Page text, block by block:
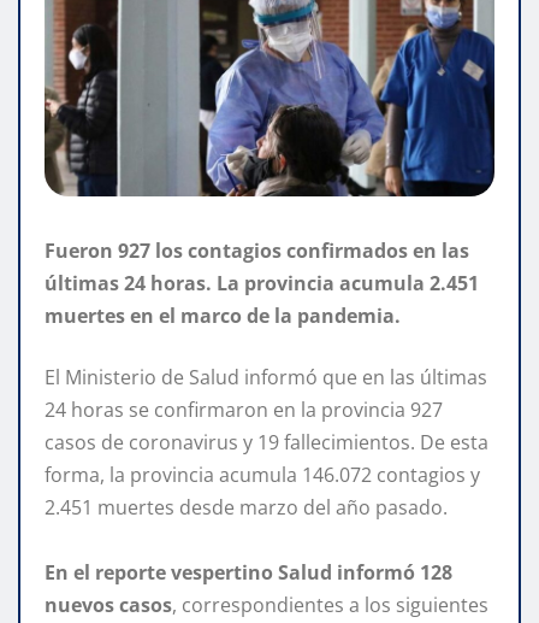
Fueron 927 los contagios confirmados en las
últimas 24 horas. La provincia acumula 2.451
muertes en el marco de la pandemia.
El Ministerio de Salud informó que en las últimas
24 horas se confirmaron en la provincia 927
casos de coronavirus y 19 fallecimientos. De esta
forma, la provincia acumula 146.072 contagios y
2.451 muertes desde marzo del año pasado.
En el reporte vespertino Salud informó 128
nuevos casos, correspondientes a los siguientes